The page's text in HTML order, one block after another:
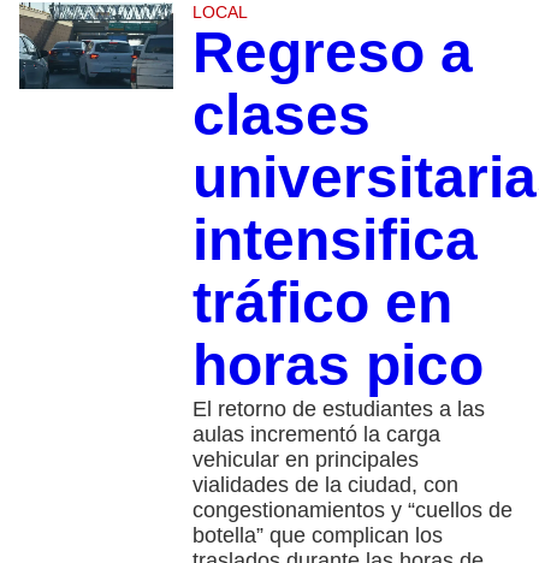
LOCAL
Regreso a
clases
intensifica
tráfico en
horas pico
El retorno de estudiantes a las
aulas incrementó la carga
vehicular en principales
vialidades de la ciudad, con
congestionamientos y “cuellos de
botella” que complican los